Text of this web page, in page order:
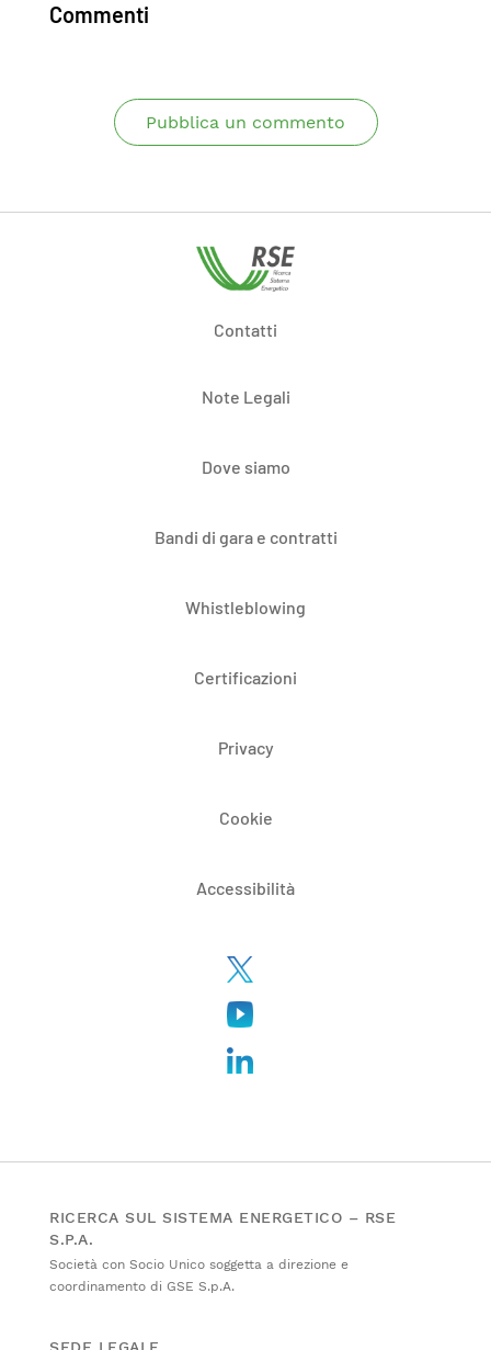
Commenti
Pubblica un commento
Contatti
Note Legali
Dove siamo
Bandi di gara e contratti
Whistleblowing
Certificazioni
Privacy
Cookie
Accessibilità
RICERCA SUL SISTEMA ENERGETICO – RSE
S.P.A.
Società con Socio Unico soggetta a direzione e
coordinamento di GSE S.p.A.
SEDE LEGALE